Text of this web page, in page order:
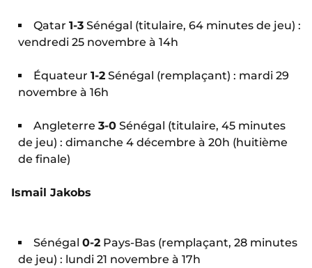
Qatar 1-3 Sénégal (titulaire, 64 minutes de jeu) :
vendredi 25 novembre à 14h
Équateur 1-2 Sénégal (remplaçant) : mardi 29
novembre à 16h
Angleterre 3-0 Sénégal (titulaire, 45 minutes
de jeu) : dimanche 4 décembre à 20h (huitième
de finale)
Ismail Jakobs
Sénégal 0-2 Pays-Bas (remplaçant, 28 minutes
de jeu) : lundi 21 novembre à 17h